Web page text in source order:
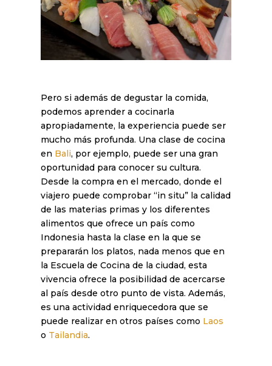
Pero si además de degustar la comida,
podemos aprender a cocinarla
apropiadamente, la experiencia puede ser
mucho más profunda. Una clase de cocina
en Bali, por ejemplo, puede ser una gran
oportunidad para conocer su cultura.
Desde la compra en el mercado, donde el
viajero puede comprobar “in situ” la calidad
de las materias primas y los diferentes
alimentos que ofrece un país como
Indonesia hasta la clase en la que se
prepararán los platos, nada menos que en
la Escuela de Cocina de la ciudad, esta
vivencia ofrece la posibilidad de acercarse
al país desde otro punto de vista. Además,
es una actividad enriquecedora que se
puede realizar en otros países como Laos
o Tailandia.